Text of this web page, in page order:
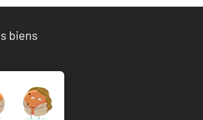
biens